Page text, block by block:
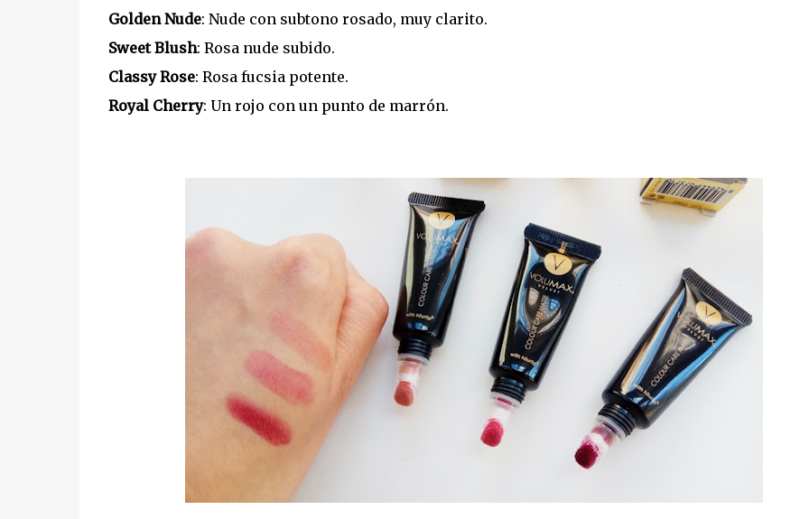
Golden Nude: Nude con subtono rosado, muy clarito.
Sweet Blush: Rosa nude subido.
Classy Rose: Rosa fucsia potente.
Royal Cherry: Un rojo con un punto de marrón.